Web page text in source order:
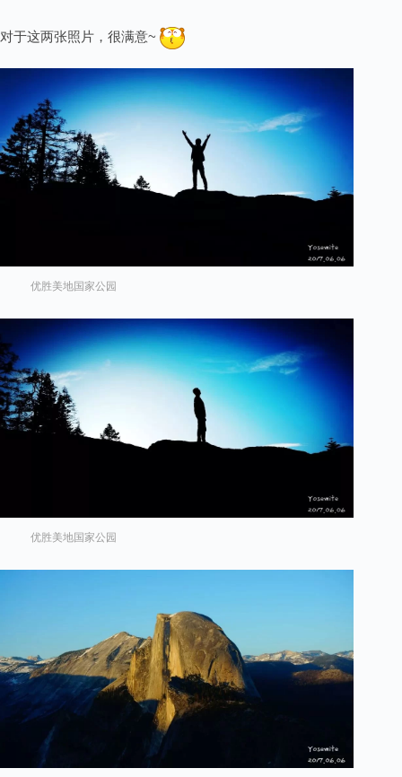
对于这两张照片，很满意~
优胜美地国家公园
优胜美地国家公园